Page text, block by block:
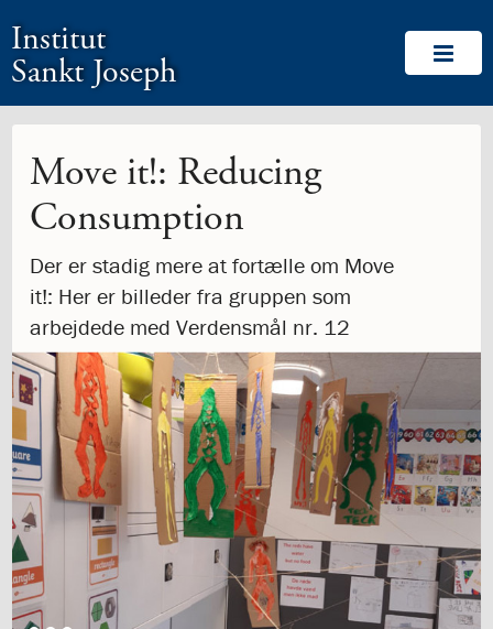
menu
over
og
gå
til
indhold
tilbage
forsiden
vores
guide
for
tilgængelighed
Os
1.1:
Velkommen!
1.2:
Medlemskaber
1.3:
Værdigrundlag
1.4:
1.5:
Værdigrundlaget
i
1.6:
Logo
Labyrinten
1.8:
Ansvar
for
medmennesket
og
verden
1.9:
CommuniTree
1.10:
Be
Change
1.11:
days
giving
Institut
Sankt Joseph
Move it!: Reducing
Consumption
Der er stadig mere at fortælle om Move
it!: Her er billeder fra gruppen som
arbejdede med Verdensmål nr. 12